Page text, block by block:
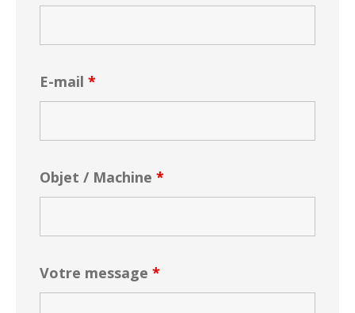
E-mail *
Objet / Machine *
Votre message *